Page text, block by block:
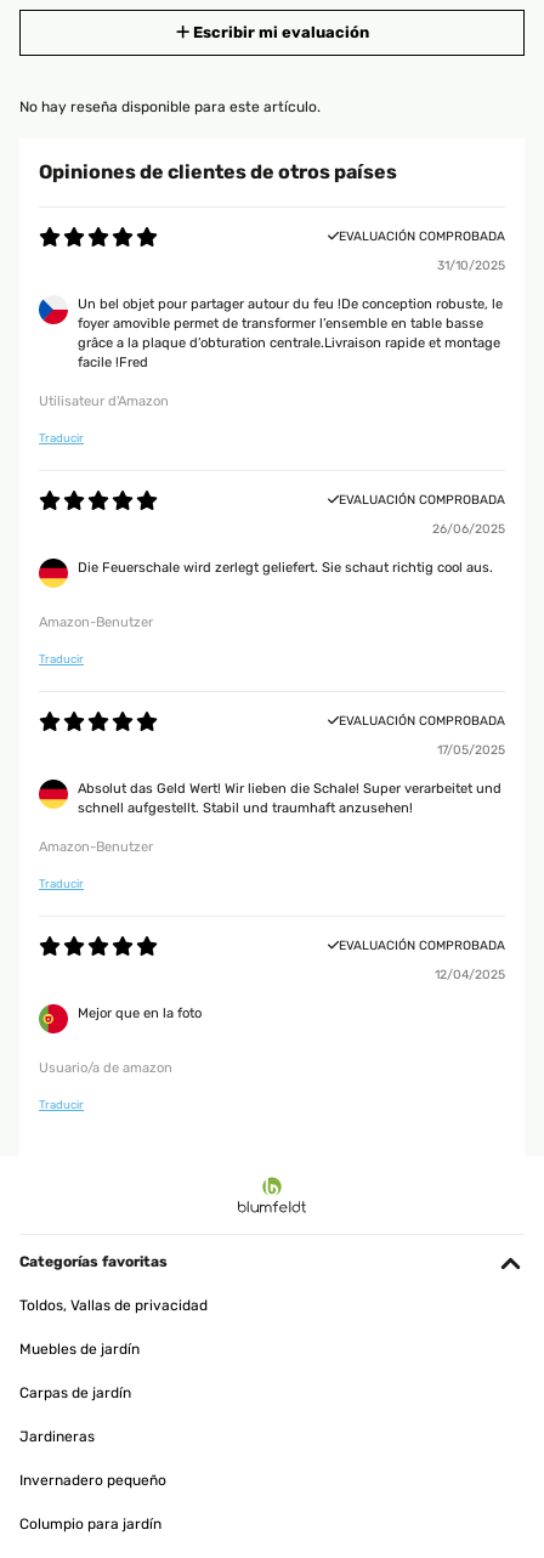
Escribir mi evaluación
No hay reseña disponible para este artículo.
Opiniones de clientes de otros países
EVALUACIÓN COMPROBADA
31/10/2025
Un bel objet pour partager autour du feu !De conception robuste, le
foyer amovible permet de transformer l’ensemble en table basse
grâce a la plaque d’obturation centrale.Livraison rapide et montage
facile !Fred
Utilisateur d'Amazon
Traducir
EVALUACIÓN COMPROBADA
26/06/2025
Die Feuerschale wird zerlegt geliefert. Sie schaut richtig cool aus.
Amazon-Benutzer
Traducir
EVALUACIÓN COMPROBADA
17/05/2025
Absolut das Geld Wert! Wir lieben die Schale! Super verarbeitet und
schnell aufgestellt. Stabil und traumhaft anzusehen!
Amazon-Benutzer
Traducir
EVALUACIÓN COMPROBADA
12/04/2025
Mejor que en la foto
Usuario/a de amazon
Traducir
Categorías favoritas
Toldos, Vallas de privacidad
Muebles de jardín
Carpas de jardín
Jardineras
Invernadero pequeño
Columpio para jardín